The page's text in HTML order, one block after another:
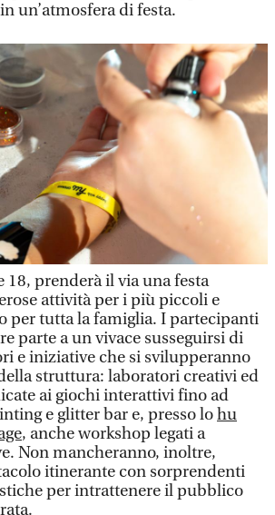
un’atmosfera di festa.
18, prenderà il via una festa
attività per i più piccoli e
per tutta la famiglia. I partecipanti
parte a un vivace susseguirsi di
e iniziative che si svilupperanno
struttura: laboratori creativi ed
ai giochi interattivi fino ad
e glitter bar e, presso lohu
, anche workshop legati a
Non mancheranno, inoltre,
itinerante con sorprendenti
per intrattenere il pubblico